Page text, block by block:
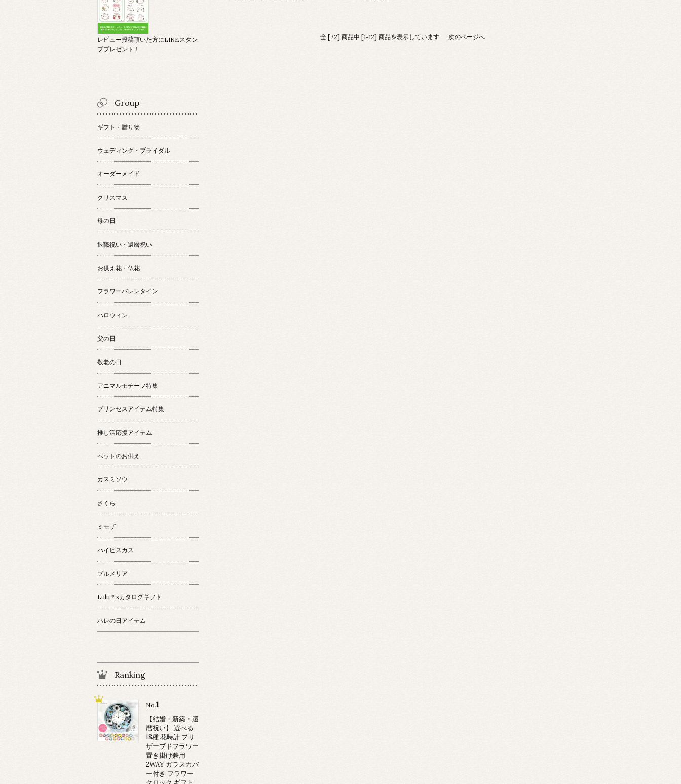
全 [22] 商品中 [1-12] 商品を表示しています 次のページへ
レビュー投稿頂いた方にLINEスタン
ププレゼント！
Group
ギフト・贈り物
ウェディング・ブライダル
オーダーメイド
クリスマス
母の日
退職祝い・還暦祝い
お供え花・仏花
フラワーバレンタイン
ハロウィン
父の日
敬老の日
アニマルモチーフ特集
プリンセスアイテム特集
推し活応援アイテム
ペットのお供え
カスミソウ
さくら
ミモザ
ハイビスカス
プルメリア
Lulu＊sカタログギフト
ハレの日アイテム
Ranking
No.1
【結婚・新築・還
暦祝い】 選べる
18種 花時計 プリ
ザーブドフラワー
置き掛け兼用
2WAY ガラスカバ
ー付き フラワー